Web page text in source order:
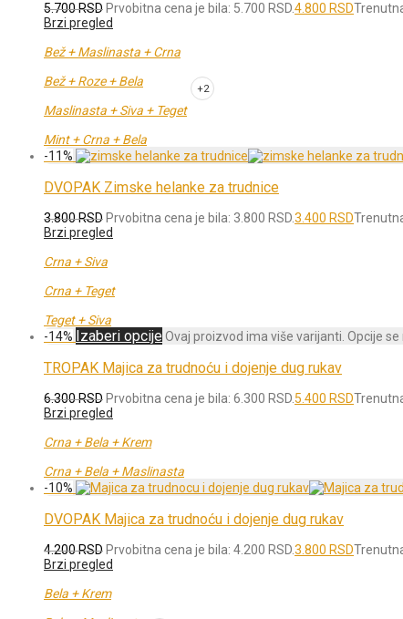
5.700RSD Prvobitna cena je bila: 5.700 RSD.4.800 RSD
Brzi pregled
Bež + Maslinasta + Crna
Bež + Roze + Bela
Maslinasta + Siva + Teget
Mint + Crna + Bela
+2
-11%
DVOPAK Zimske helanke za trudnice
3.800RSD Prvobitna cena je bila: 3.800 RSD.3.400 RSD
Brzi pregled
Crna + Siva
Crna + Teget
Teget + Siva
-14% Izaberi opcije Ovaj proizvod ima više varijanti. Opcije
TROPAK Majica za trudnoću i dojenje dug rukav
6.300RSD Prvobitna cena je bila: 6.300 RSD. 5.400 RSD
Brzi pregled
Crna + Bela + Krem
Crna + Bela + Maslinasta
-10%
DVOPAK Majica za trudnoću i dojenje dug rukav
4.200RSD Prvobitna cena je bila: 4.200 RSD.3.800 RSD
Brzi pregled
Bela + Krem